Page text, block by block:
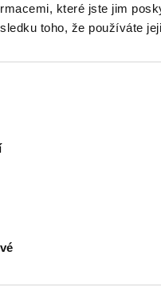
které jste jim
toho, že používáte